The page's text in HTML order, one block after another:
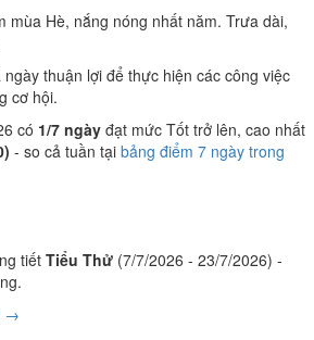
mùa Hè, nắng nóng nhất năm. Trưa dài,
thuận lợi để thực hiện các công việc
cơ hội.
có 1/7 ngày đạt mức Tốt trở lên, cao nhất
- so cả tuần tại bảng điểm 7 ngày trong
tiết Tiểu Thử (7/7/2026 - 23/7/2026) -
→